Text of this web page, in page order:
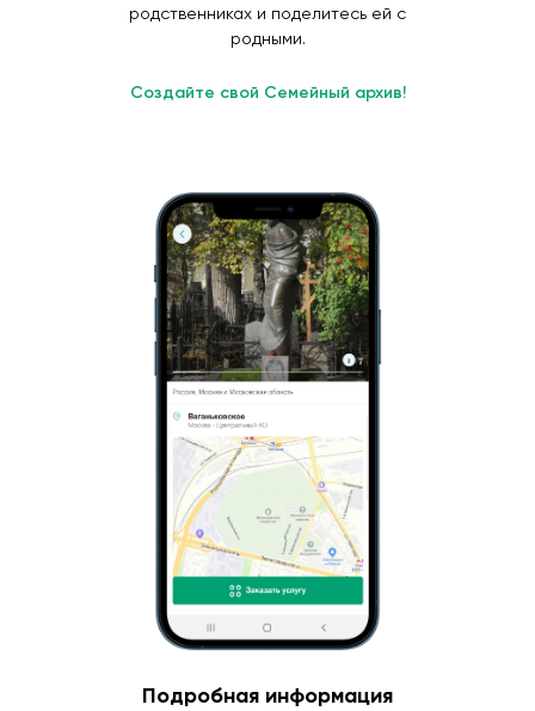
родственниках и поделитесь ей с
родными.
Создайте свой Семейный архив!
Подробная информация